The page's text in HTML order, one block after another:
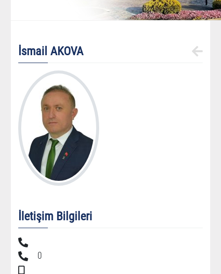
İsmail AKOVA
İletişim Bilgileri
0